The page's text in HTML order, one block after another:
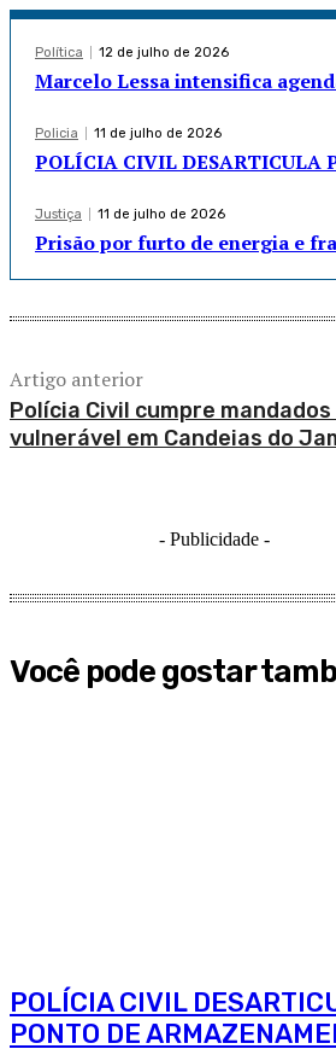
Política 12 de julho de 2026
Marcelo Lessa intensifica
Policia 11 de julho de 2026
POLÍCIA CIVIL DESARTICULA
Justiça 11 de julho de 2026
Prisão por furto de energia e
Artigo anterior
Polícia Civil cumpre
vulnerável em Candeias do
- Publicidade -
Você pode gostar
POLÍCIA CIVIL
PONTO DE